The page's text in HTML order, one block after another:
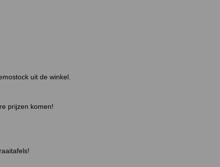
uit de winkel.
prijzen komen!